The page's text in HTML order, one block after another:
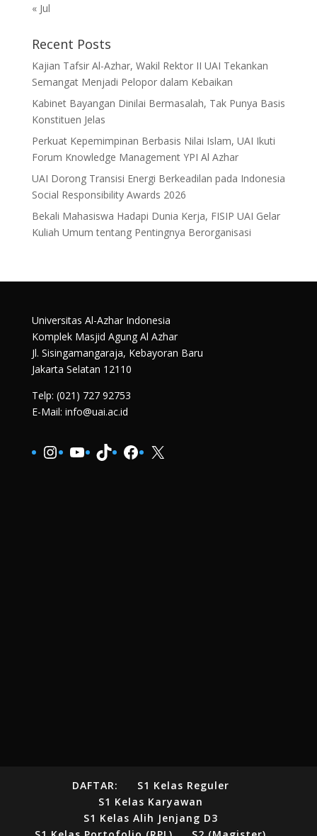
« Jul
Recent Posts
Kajian Tafsir Al-Azhar, Wakil Rektor II UAI Tekankan
Semangat Menjadi Pelopor dalam Kebaikan
Kabinet Bayangan Dinilai Bermasalah, Tak Punya Basis
Konstituen Jelas
Perkuat Kepemimpinan Berbasis Nilai Islam, UAI Ikuti
Forum Knowledge Management YPI Al Azhar
UAI Dorong Transisi Energi Berkeadilan pada Indonesia
Social Responsibility Awards 2026
Bekali Mahasiswa Hadapi Dunia Kerja, FISIP UAI Gelar
Kuliah Umum tentang Pentingnya Berorganisasi
Universitas Al-Azhar Indonesia
Komplek Masjid Agung Al Azhar
Jl. Sisingamangaraja, Kebayoran Baru
Jakarta Selatan 12110
Telp: (021) 727 92753
E-Mail: info@uai.ac.id
Instagram
YouTube
TikTokFacebook
X
DAFTAR:
S1 Kelas Reguler
S1 Kelas Karyawan
S1 Kelas Alih Jenjang D3